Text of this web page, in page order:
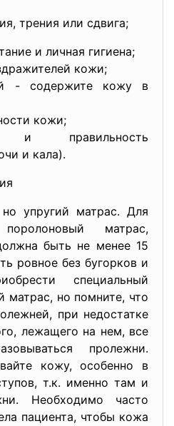
трения или сдвига;
и личная гигиена;
кожи;
- содержите кожу в
кожи;
и правильность
и кала).
упругий матрас. Для
матрас,
быть не менее 15
ровное без бугорков и
специальный
матрас, но помните, что
при недостатке
лежащего на нем, все
пролежни.
кожу, особенно в
т.к. именно там и
Необходимо часто
пациента, чтобы кожа